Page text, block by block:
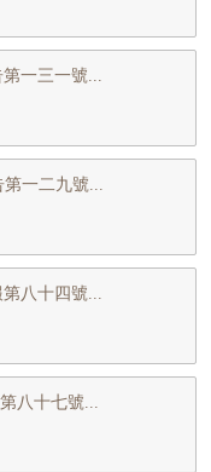
一三一號...
一二九號...
八十四號...
八十七號...